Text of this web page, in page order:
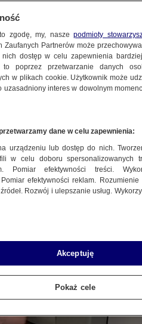
19:06
zgodę, my, naszepodmioty
Zaufanych Partnerów może
dostęp w celu zapewnienia
poprzez przetwarzanie danych
w plikach cookie. Użytkownik może
interes w dowolnym
dane w celu zapewnienia:
urządzeniu lub dostęp do nich.
w celu doboru spersonalizowanych
Pomiar efektywności treści.
efektywności reklam.
Rozwój i ulepszanie usług.
Akceptuję
Pokaż cele